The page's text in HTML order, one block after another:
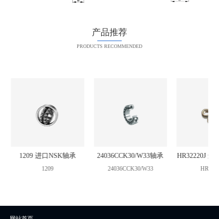
产品推荐
PRODUCTS RECOMMENDED
1209 进口NSK轴承
1209
24036CCK30/W33轴承
24036CCK30/W33
HR32220J 进